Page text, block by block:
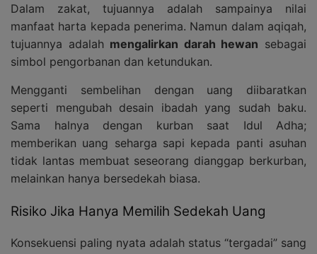
Dalam zakat, tujuannya adalah sampainya nilai
manfaat harta kepada penerima. Namun dalam aqiqah,
tujuannya adalah mengalirkan darah hewan sebagai
simbol pengorbanan dan ketundukan.
Mengganti sembelihan dengan uang diibaratkan
seperti mengubah desain ibadah yang sudah baku.
Sama halnya dengan kurban saat Idul Adha;
memberikan uang seharga sapi kepada panti asuhan
tidak lantas membuat seseorang dianggap berkurban,
melainkan hanya bersedekah biasa.
Risiko Jika Hanya Memilih Sedekah Uang
Konsekuensi paling nyata adalah status “tergadai” sang